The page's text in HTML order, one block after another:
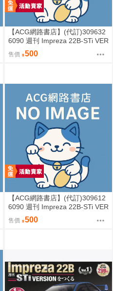
【ACG網路書店】(代訂)309632
6090 週刊 Impreza 22B-STi VER
SION をつくる (5)
售價 500
【ACG網路書店】(代訂)309612
6090 週刊 Impreza 22B-STi VER
SION をつくる (3)
售價 500